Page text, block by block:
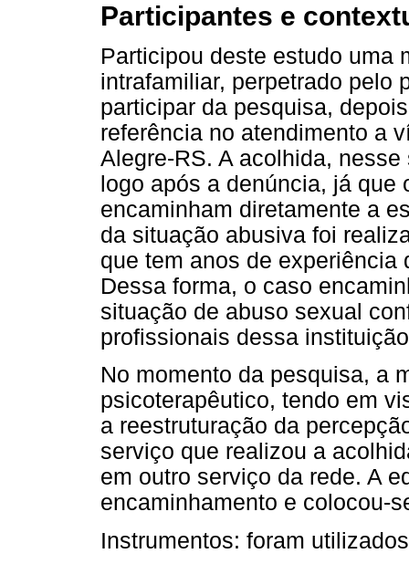
Participantes e
Participou deste estudo uma
intrafamiliar, perpetrado pelo
participar da pesquisa,
referência no atendimento a
Alegre-RS. A acolhida,
logo após a denúncia, já
encaminham diretamente a
da situação abusiva foi
que tem anos de
Dessa forma, o caso
situação de abuso sexual
profissionais dessa
No momento da pesquisa, a
psicoterapêutico, tendo em
a reestruturação da
serviço que realizou a
em outro serviço da rede. A
encaminhamento e colocou-
Instrumentos: foram